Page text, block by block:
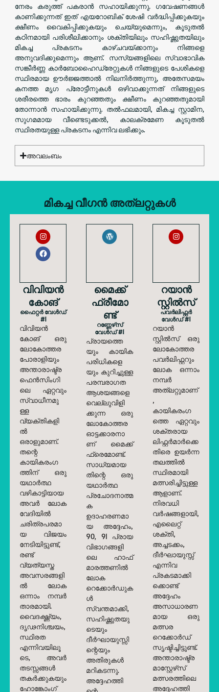
നേരം കരുത്ത് പകരാൻ സഹായിക്കുന്നു. ഗവേഷണങ്ങൾ
കാണിക്കുന്നത് ഇത് എയറോബിക് ശേഷി വർദ്ധിപ്പിക്കുകയും
ക്ഷീണം വൈകിപ്പിക്കുകയും ചെയ്യുമെന്നും, കൂടുതൽ
കഠിനമായി പരിശീലിക്കാനും ശക്തിയിലും സഹിഷ്ണുതയിലും
മികച്ച പ്രകടനം കാഴ്ചവയ്ക്കാനും നിങ്ങളെ
അനുവദിക്കുമെന്നും ആണ്. സസ്യങ്ങളിലെ സ്വാഭാവിക
സങ്കീർണ്ണ കാർബോഹൈഡ്രേറ്റുകൾ നിങ്ങളുടെ പേശികളെ
സ്ഥിരമായ ഊർജ്ജത്താൽ നിലനിർത്തുന്നു, അതേസമയം
കനത്ത മൃഗ പ്രോട്ടീനുകൾ ഒഴിവാക്കുന്നത് നിങ്ങളുടെ
ശരീരത്തെ ഭാരം കുറഞ്ഞതും ക്ഷീണം കുറഞ്ഞതുമായി
തോന്നാൻ സഹായിക്കുന്നു. തൽഫലമായി, മികച്ച സ്റ്റാമിന,
സുഗമമായ വീണ്ടെടുക്കൽ, കാലക്രമേണ കൂടുതൽ
സ്ഥിരതയുള്ള പ്രകടനം എന്നിവ ലഭിക്കും.
അവലംബം
മികച്ച വീഗൻ അത്‌ലറ്റുകൾ
വിവിയൻ
കോങ്
ഫൈറ്റർ വേൾഡ്
#1
വിവിയൻ
കോങ് ഒരു
ലോകോത്തര
പോരാളിയും
അന്താരാഷ്ട്ര
ഫെൻസിംഗി
ലെ ഏറ്റവും
സ്വാധീനമു
ള്ള
വ്യക്തികളി
ൽ
ഒരാളുമാണ്.
തന്റെ
കായികരംഗ
ത്തിന് ഒരു
യഥാർത്ഥ
വഴികാട്ടിയായ
അവർ ലോക
വേദിയിൽ
ചരിത്രപരമാ
യ വിജയം
നേടിയിട്ടുണ്ട്,
രണ്ട്
വ്യത്യസ്ത
അവസരങ്ങളി
ൽ ലോക
ഒന്നാം നമ്പർ
താരമായി.
വൈദഗ്ദ്ധ്യം,
ദൃഢനിശ്ചയം,
സ്ഥിരത
എന്നിവയിലൂ
ടെ, അവർ
തടസ്സങ്ങൾ
തകർക്കുകയും
ഹോങ്കോംഗ്
മൈക്ക്
ഫ്രീമോ
ണ്ട്
റണ്ണേഴ്‌സ്
വേൾഡ് #1
പ്രായത്തെ
യും കായിക
പരിധികളെ
യും കുറിച്ചുള്ള
പരമ്പരാഗത
ആശയങ്ങളെ
വെല്ലുവിളി
ക്കുന്ന ഒരു
ലോകോത്തര
ഓട്ടക്കാരനാ
ണ് മൈക്ക്
ഫ്രെമോണ്ട്.
സാധ്യമായ
തിന്റെ ഒരു
യഥാർത്ഥ
പ്രചോദനാത്മ
ക
ഉദാഹരണമാ
യ അദ്ദേഹം,
90, 91 പ്രായ
വിഭാഗങ്ങളി
ലെ ഹാഫ്
മാരത്തണിൽ
ലോക
റെക്കോർഡുക
ൾ
സ്വന്തമാക്കി,
സഹിഷ്ണുതയു
ടെയും
ദീർഘായുസ്സി
ന്റെയും
അതിരുകൾ
മറികടന്നു.
അദ്ദേഹത്തി
റയാൻ
സ്റ്റിൽസ്
പവർലിഫ്റ്റർ
വേൾഡ് #1
റയാൻ
സ്റ്റിൽസ് ഒരു
ലോകോത്തര
പവർലിഫ്റ്ററും
ലോക ഒന്നാം
നമ്പർ
അത്‌ലറ്റുമാണ്
,
കായികരംഗ
ത്തെ ഏറ്റവും
ശക്തരായ
ലിഫ്റ്റർമാർക്കെ
തിരെ ഉയർന്ന
തലത്തിൽ
സ്ഥിരമായി
മത്സരിച്ചിട്ടുള്ള
ആളാണ്.
നിരവധി
വർഷങ്ങളായി,
എലൈറ്റ്
ശക്തി,
അച്ചടക്കം,
ദീർഘായുസ്സ്
എന്നിവ
പ്രകടമാക്കി
ക്കൊണ്ട്
അദ്ദേഹം
അസാധാരണ
മായ ഒരു
മത്സര
റെക്കോർഡ്
സൃഷ്ടിച്ചിട്ടുണ്ട്.
അന്താരാഷ്ട്ര
മാസ്റ്റേഴ്‌സ്
മത്സരത്തിലെ
അദ്ദേഹത്തി